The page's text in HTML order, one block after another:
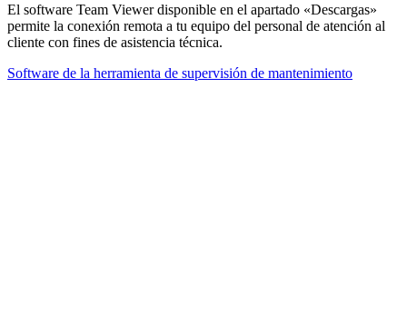
El software Team Viewer disponible en el apartado «Descargas»
permite la conexión remota a tu equipo del personal de atención al
cliente con fines de asistencia técnica.
Software de la herramienta de supervisión de mantenimiento